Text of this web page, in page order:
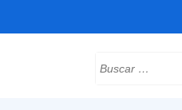
Buscar: